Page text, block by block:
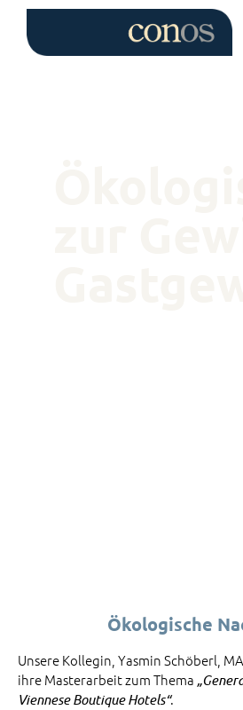
Ökologische
Unsere Kollegin, Yasmin Schöberl,
ihre Masterarbeit zum Thema
Viennese Boutique Hotels“.